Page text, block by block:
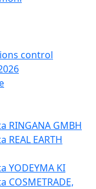
control
RINGANA GMBH
REAL EARTH
YODEYMA KI
COSMETRADE,